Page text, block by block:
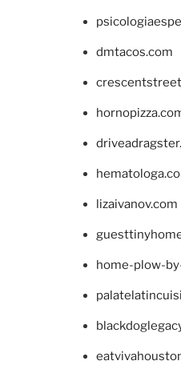
dmtacos.com
lizaivanov.com
home-plow-